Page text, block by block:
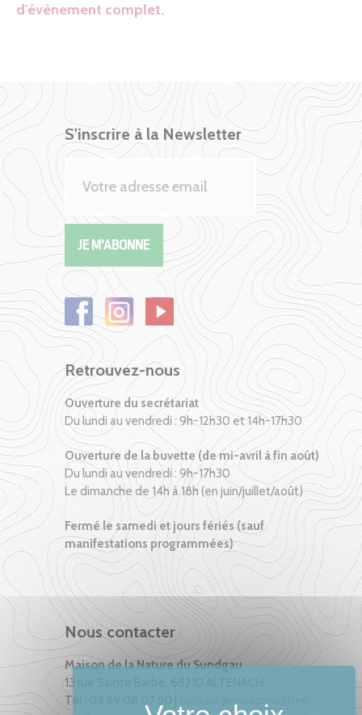
d'évènement complet.
S'inscrire à la Newsletter
Retrouvez-nous
Ouverture du secrétariat
Du lundi au vendredi : 9h-12h30 et 14h-17h30
Ouverture de la buvette (de mi-avril à fin août)
Du lundi au vendredi : 9h-17h30
Le dimanche de 14h à 18h (en juin/juillet/août)
Fermé le samedi et jours fériés (sauf
manifestations programmées)
Nous contacter
Maison de la Nature du Sundgau
13 rue Sainte Barbe, 68210 ALTENACH
Tél : 03 89 08 07 50 |